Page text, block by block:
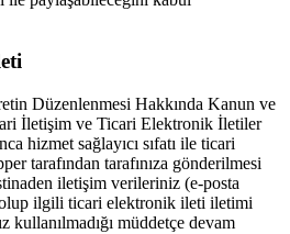
Düzenlenmesi Hakkında Kanun ve
İletişim ve Ticari Elektronik İletiler
hizmet sağlayıcı sıfatı ile ticari
tarafından tarafınıza gönderilmesi
iletişim verileriniz (e-posta
ilgili ticari elektronik ileti iletimi
kullanılmadığı müddetçe devam